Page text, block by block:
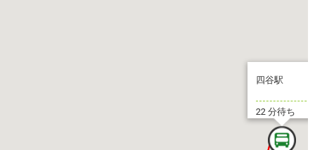
四谷駅
22 分待ち